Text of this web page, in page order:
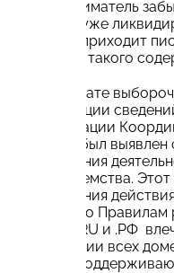
предприниматель
остается уже
однажды приходит
примерно такого
"В результате
актуализации
рекомендации
.RU/.РФ, был выявлен
прекращения
правопреемства.
прекращения
и, согласно
доменах .RU и .РФ
регистрации всех
которых